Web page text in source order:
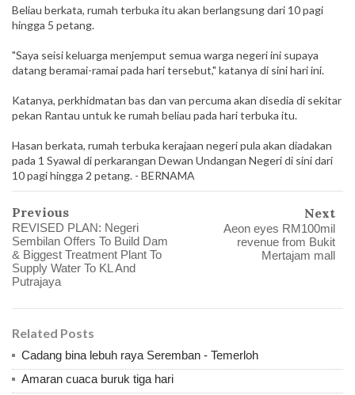
Beliau berkata, rumah terbuka itu akan berlangsung dari 10 pagi
hingga 5 petang.
"Saya seisi keluarga menjemput semua warga negeri ini supaya
datang beramai-ramai pada hari tersebut," katanya di sini hari ini.
Katanya, perkhidmatan bas dan van percuma akan disedia di sekitar
pekan Rantau untuk ke rumah beliau pada hari terbuka itu.
Hasan berkata, rumah terbuka kerajaan negeri pula akan diadakan
pada 1 Syawal di perkarangan Dewan Undangan Negeri di sini dari
10 pagi hingga 2 petang. - BERNAMA
Previous
REVISED PLAN: Negeri
Sembilan Offers To Build Dam
& Biggest Treatment Plant To
Supply Water To KL And
Putrajaya
Next
Aeon eyes RM100mil
revenue from Bukit
Mertajam mall
Related Posts
Cadang bina lebuh raya Seremban - Temerloh
Amaran cuaca buruk tiga hari